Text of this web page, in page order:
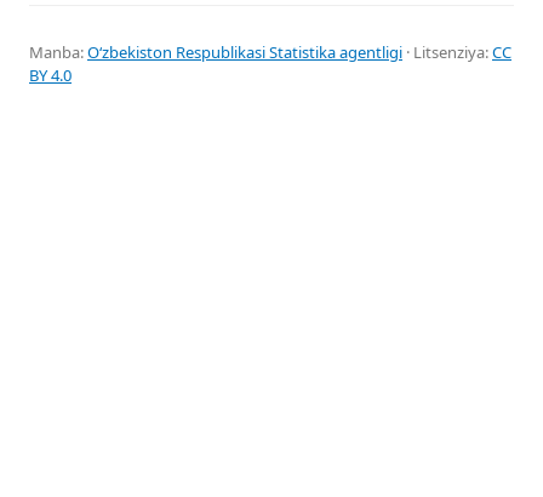
Manba:Oʻzbekiston Respublikasi Statistika agentligi · Litsenziya:CC
BY 4.0